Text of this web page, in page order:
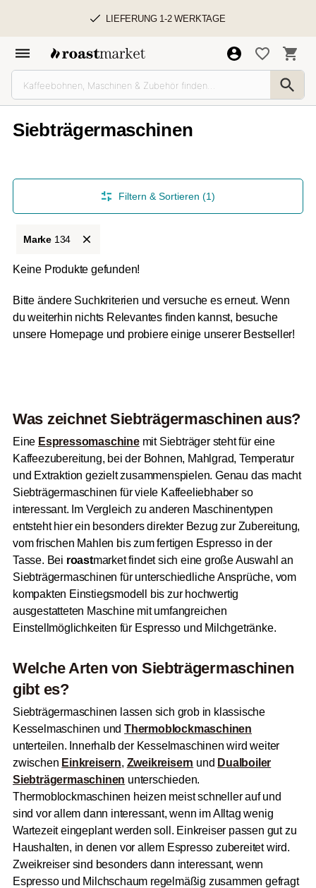
LIEFERUNG 1-2 WERKTAGE
Siebträgermaschinen
Filtern & Sortieren (1)
Marke 134
Keine Produkte gefunden!
Bitte ändere Suchkriterien und versuche es erneut. Wenn
du weiterhin nichts Relevantes finden kannst, besuche
unsere Homepage und probiere einige unserer Bestseller!
Was zeichnet Siebträgermaschinen aus?
Eine Espressomaschinemit Siebträger steht für eine
Kaffeezubereitung, bei der Bohnen, Mahlgrad, Temperatur
und Extraktion gezielt zusammenspielen. Genau das macht
Siebträgermaschinen für viele Kaffeeliebhaber so
interessant. Im Vergleich zu anderen Maschinentypen
entsteht hier ein besonders direkter Bezug zur Zubereitung,
vom frischen Mahlen bis zum fertigen Espresso in der
Tasse. Bei roastmarket findet sich eine große Auswahl an
Siebträgermaschinen für unterschiedliche Ansprüche, vom
kompakten Einstiegsmodell bis zur hochwertig
ausgestatteten Maschine mit umfangreichen
Einstellmöglichkeiten für Espresso und Milchgetränke.
Welche Arten von Siebträgermaschinen
gibt es?
Siebträgermaschinen lassen sich grob in klassische
Kesselmaschinen undThermoblockmaschinen
unterteilen. Innerhalb der Kesselmaschinen wird weiter
zwischen Einkreisern, Zweikreisern und Dualboiler
Siebträgermaschinen unterschieden.
Thermoblockmaschinen heizen meist schneller auf und
sind vor allem dann interessant, wenn im Alltag wenig
Wartezeit eingeplant werden soll. Einkreiser passen gut zu
Haushalten, in denen vor allem Espresso zubereitet wird.
Zweikreiser sind besonders dann interessant, wenn
Espresso und Milchschaum regelmäßig zusammen gefragt